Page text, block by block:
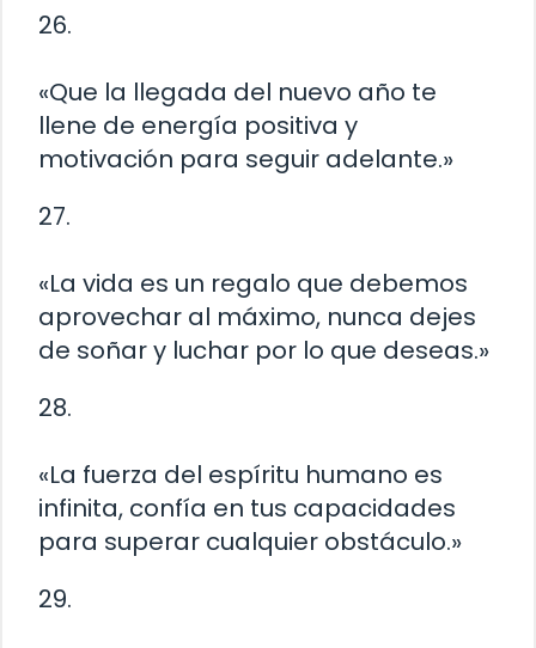
26.
«Que la llegada del nuevo año te
llene de energía positiva y
motivación para seguir adelante.»
27.
«La vida es un regalo que debemos
aprovechar al máximo, nunca dejes
de soñar y luchar por lo que deseas.»
28.
«La fuerza del espíritu humano es
infinita, confía en tus capacidades
para superar cualquier obstáculo.»
29.